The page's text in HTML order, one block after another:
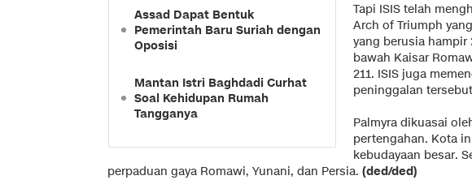
Assad Dapat Bentuk
Pemerintah Baru Suriah dengan
Oposisi
Mantan Istri Baghdadi Curhat
Soal Kehidupan Rumah
Tangganya
Tapi ISIS telah
Arch of Triumph
yang berusia
bawah Kaisar
211. ISIS juga
peninggalan
Palmyra dikuasai
pertengahan. Kota
kebudayaan besar.
perpaduan gaya Romawi, Yunani, dan Persia. (ded/ded)